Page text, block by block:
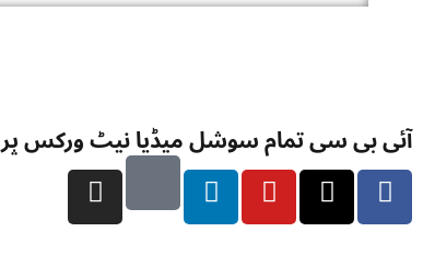
آئی بی سی تمام سوشل میڈیا نیٹ ورکس پر